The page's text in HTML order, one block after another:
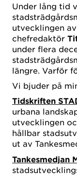
Under lång tid
utvecklingen
chefredaktör
under flera
längre. Varför
Vi bjuder på
Tidskriften
urbana
utvecklingen
hållbar
ut av
Tankesmedjan